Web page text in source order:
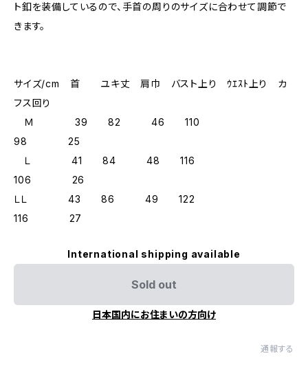
ト釦を装備しているので、手首の周りのサイズに合わせて調節で
きます。
サイズ/cm 首 ユキ丈 肩巾 バスト上り ｳｴｽﾄ上り カ
フス回り
Ｍ 39 82 46 110
98 25
Ｌ 41 84 48 116
106 26
ＬＬ 43 86 49 122
116 27
International shipping available
Sold out
日本国内にお住まいの方向け
通報する